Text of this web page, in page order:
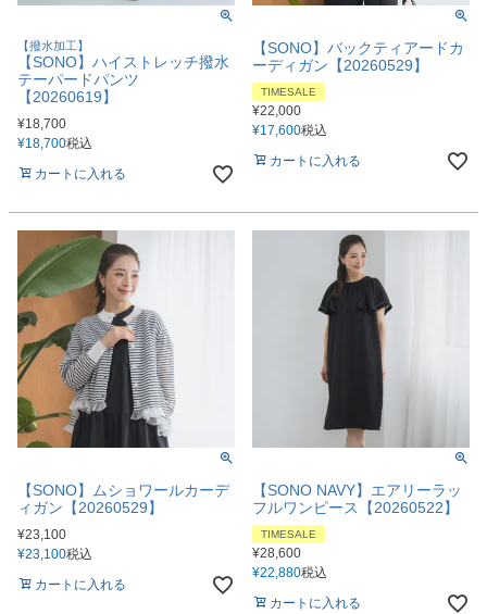
【撥水加工】
【SONO】ハイストレッチ撥水
テーパードパンツ
【20260619】
¥18,700
¥18,700税込
カートに入れる
【SONO】バックティアードカ
ーディガン【20260529】
TIMESALE
¥22,000
¥17,600税込
カートに入れる
【SONO】ムショワールカーデ
ィガン【20260529】
¥23,100
¥23,100税込
カートに入れる
【SONO NAVY】エアリーラッ
フルワンピース【20260522】
TIMESALE
¥28,600
¥22,880税込
カートに入れる